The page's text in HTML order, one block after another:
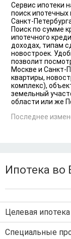
Сервис ипотеки
поиск
Санкт-
Поиск по сумме
ипотечного
доходах, типам
новостроек.
позволит
Москве и Санкт-
квартиры,
комплекс),
земельный
области или же
Последнее
Ипотека во
Целевая ипотека
Специальные